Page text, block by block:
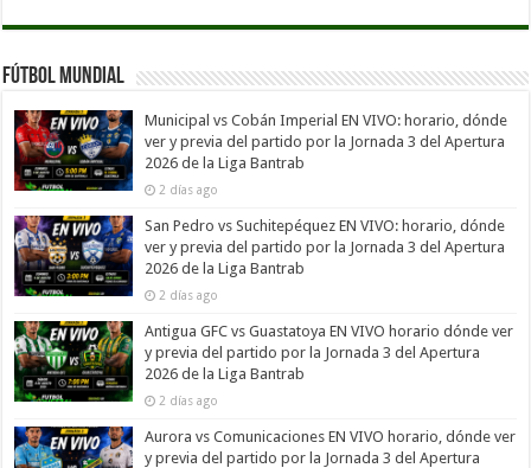
Fútbol Mundial
Municipal vs Cobán Imperial EN VIVO: horario, dónde
ver y previa del partido por la Jornada 3 del Apertura
2026 de la Liga Bantrab
2 días ago
San Pedro vs Suchitepéquez EN VIVO: horario, dónde
ver y previa del partido por la Jornada 3 del Apertura
2026 de la Liga Bantrab
2 días ago
Antigua GFC vs Guastatoya EN VIVO horario dónde ver
y previa del partido por la Jornada 3 del Apertura
2026 de la Liga Bantrab
2 días ago
Aurora vs Comunicaciones EN VIVO horario, dónde ver
y previa del partido por la Jornada 3 del Apertura